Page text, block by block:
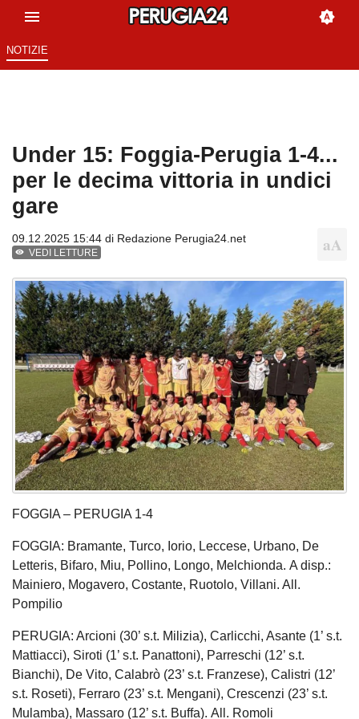
NOTIZIE
Under 15: Foggia-Perugia 1-4...
per le decima vittoria in undici
gare
09.12.2025 15:44 di Redazione Perugia24.net
VEDI LETTURE
FOGGIA – PERUGIA 1-4
FOGGIA: Bramante, Turco, Iorio, Leccese, Urbano, De
Letteris, Bifaro, Miu, Pollino, Longo, Melchionda. A disp.:
Mainiero, Mogavero, Costante, Ruotolo, Villani. All.
Pompilio
PERUGIA: Arcioni (30’ s.t. Milizia), Carlicchi, Asante (1’ s.t.
Mattiacci), Siroti (1’ s.t. Panattoni), Parreschi (12’ s.t.
Bianchi), De Vito, Calabrò (23’ s.t. Franzese), Calistri (12’
s.t. Roseti), Ferraro (23’ s.t. Mengani), Crescenzi (23’ s.t.
Mulamba), Massaro (12’ s.t. Buffa). All. Romoli